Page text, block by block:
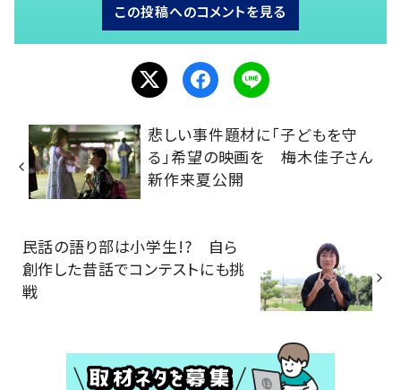
この投稿へのコメントを見る
悲しい事件題材に「子どもを守
る」希望の映画を 梅木佳子さん
新作来夏公開
民話の語り部は小学生!? 自ら
創作した昔話でコンテストにも挑
戦